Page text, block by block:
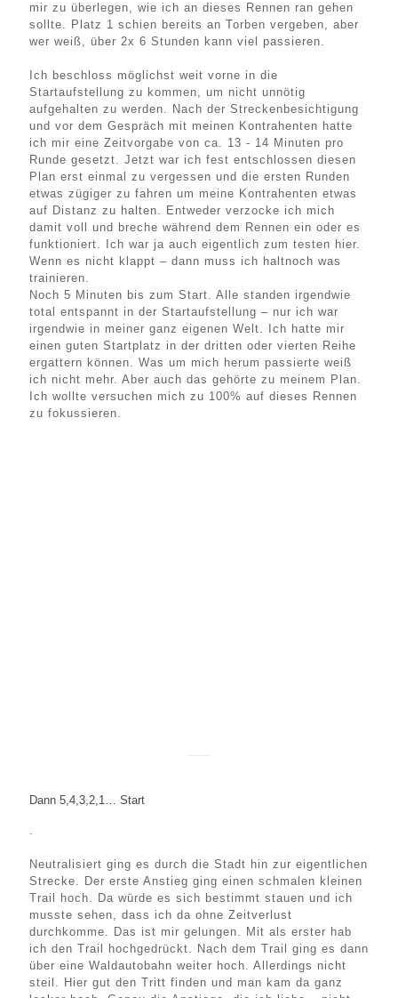
mir zu überlegen, wie ich an dieses Rennen ran gehen
sollte. Platz 1 schien bereits an Torben vergeben, aber
wer weiß, über 2x 6 Stunden kann viel passieren.
Ich beschloss möglichst weit vorne in die
Startaufstellung zu kommen, um nicht unnötig
aufgehalten zu werden. Nach der Streckenbesichtigung
und vor dem Gespräch mit meinen Kontrahenten hatte
ich mir eine Zeitvorgabe von ca. 13 - 14 Minuten pro
Runde gesetzt. Jetzt war ich fest entschlossen diesen
Plan erst einmal zu vergessen und die ersten Runden
etwas zügiger zu fahren um meine Kontrahenten etwas
auf Distanz zu halten. Entweder verzocke ich mich
damit voll und breche während dem Rennen ein oder es
funktioniert. Ich war ja auch eigentlich zum testen hier.
Wenn es nicht klappt – dann muss ich haltnoch was
trainieren.
Noch 5 Minuten bis zum Start. Alle standen irgendwie
total entspannt in der Startaufstellung – nur ich war
irgendwie in meiner ganz eigenen Welt. Ich hatte mir
einen guten Startplatz in der dritten oder vierten Reihe
ergattern können. Was um mich herum passierte weiß
ich nicht mehr. Aber auch das gehörte zu meinem Plan.
Ich wollte versuchen mich zu 100% auf dieses Rennen
zu fokussieren.
Dann 5,4,3,2,1… Start
.
Neutralisiert ging es durch die Stadt hin zur eigentlichen
Strecke. Der erste Anstieg ging einen schmalen kleinen
Trail hoch. Da würde es sich bestimmt stauen und ich
musste sehen, dass ich da ohne Zeitverlust
durchkomme. Das ist mir gelungen. Mit als erster hab
ich den Trail hochgedrückt. Nach dem Trail ging es dann
über eine Waldautobahn weiter hoch. Allerdings nicht
steil. Hier gut den Tritt finden und man kam da ganz